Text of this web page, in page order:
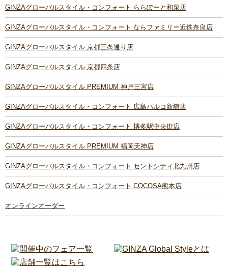
GINZAグローバルスタイル・コンフォート ららぽーと和泉店
GINZAグローバルスタイル・コンフォート ならファミリー近鉄奈良店
GINZAグローバルスタイル 京都三条通り店
GINZAグローバルスタイル 京都四条店
GINZAグローバルスタイル PREMIUM 神戸三宮店
GINZAグローバルスタイル・コンフォート 広島パルコ新館店
GINZAグローバルスタイル・コンフォート 博多駅中央街店
GINZAグローバルスタイル PREMIUM 福岡天神店
GINZAグローバルスタイル・コンフォート セントシティ北九州店
GINZAグローバルスタイル・コンフォート COCOSA熊本店
オンラインオーダー